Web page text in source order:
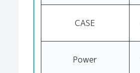
CASE
Power